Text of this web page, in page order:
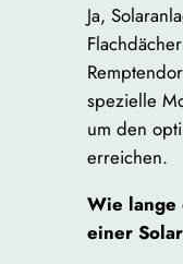
Ja,
spezielle
um den
erreichen.
Wie lange
einer